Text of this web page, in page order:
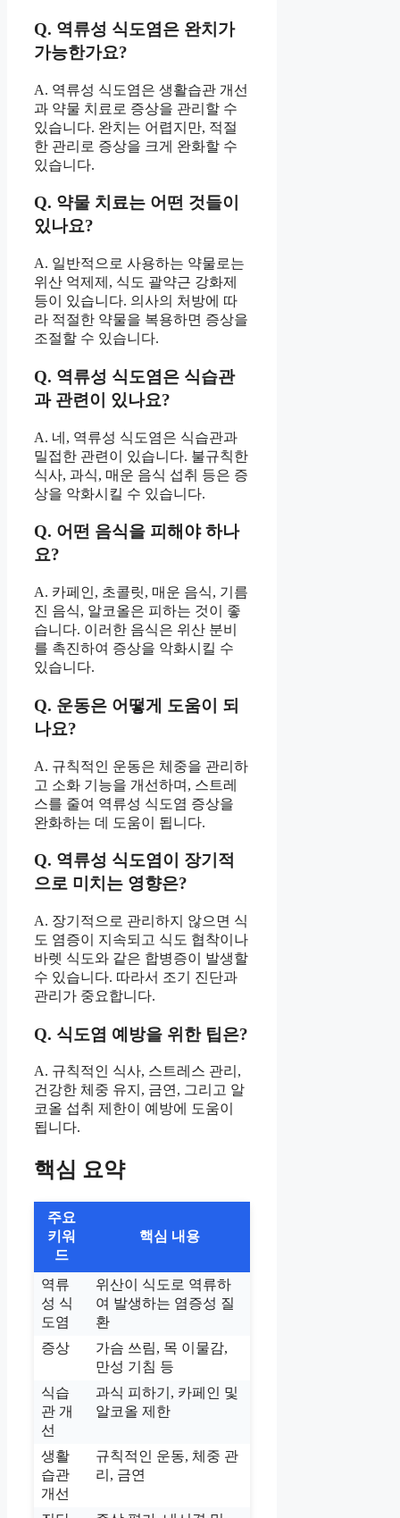
Q. 역류성 식도염은 완치가
가능한가요?
A. 역류성 식도염은 생활습관 개선
과 약물 치료로 증상을 관리할 수
있습니다. 완치는 어렵지만, 적절
한 관리로 증상을 크게 완화할 수
있습니다.
Q. 약물 치료는 어떤 것들이
있나요?
A. 일반적으로 사용하는 약물로는
위산 억제제, 식도 괄약근 강화제
등이 있습니다. 의사의 처방에 따
라 적절한 약물을 복용하면 증상을
조절할 수 있습니다.
Q. 역류성 식도염은 식습관
과 관련이 있나요?
A. 네, 역류성 식도염은 식습관과
밀접한 관련이 있습니다. 불규칙한
식사, 과식, 매운 음식 섭취 등은 증
상을 악화시킬 수 있습니다.
Q. 어떤 음식을 피해야 하나
요?
A. 카페인, 초콜릿, 매운 음식, 기름
진 음식, 알코올은 피하는 것이 좋
습니다. 이러한 음식은 위산 분비
를 촉진하여 증상을 악화시킬 수
있습니다.
Q. 운동은 어떻게 도움이 되
나요?
A. 규칙적인 운동은 체중을 관리하
고 소화 기능을 개선하며, 스트레
스를 줄여 역류성 식도염 증상을
완화하는 데 도움이 됩니다.
Q. 역류성 식도염이 장기적
으로 미치는 영향은?
A. 장기적으로 관리하지 않으면 식
도 염증이 지속되고 식도 협착이나
바렛 식도와 같은 합병증이 발생할
수 있습니다. 따라서 조기 진단과
관리가 중요합니다.
Q. 식도염 예방을 위한 팁은?
A. 규칙적인 식사, 스트레스 관리,
건강한 체중 유지, 금연, 그리고 알
코올 섭취 제한이 예방에 도움이
됩니다.
핵심 요약
주요
키워
드
핵심 내용
역류
성 식
도염
위산이 식도로 역류하
여 발생하는 염증성 질
환
증상
가슴 쓰림, 목 이물감,
만성 기침 등
식습
관 개
선
과식 피하기, 카페인 및
알코올 제한
생활
습관
개선
규칙적인 운동, 체중 관
리, 금연